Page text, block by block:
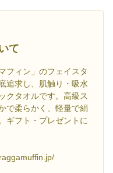
て
フィン」のフェイスタ
追求し、肌触り・吸水
クタオルです。高級ス
で柔らかく、軽量で絹
ギフト・プレゼントに